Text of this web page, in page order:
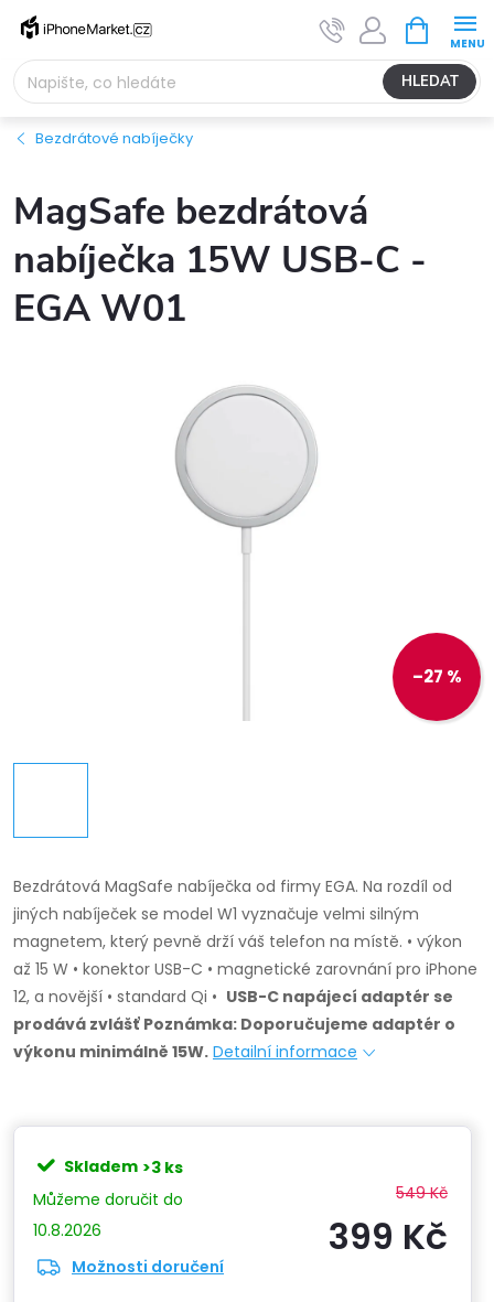
Přejít
obsah
HLEDAT
NÁKUPNÍ
KOŠÍK
Bezdrátové nabíječky
MagSafe bezdrátová
nabíječka 15W USB-C -
EGA W01
–27 %
Bezdrátová MagSafe nabíječka od firmy EGA. Na rozdíl od
jiných nabíječek se model W1 vyznačuje velmi silným
magnetem, který pevně drží váš telefon na místě. • výkon
až 15 W • konektor USB-C • magnetické zarovnání pro iPhone
12, a novější • standard Qi • USB-C napájecí adaptér se
prodává zvlášť Poznámka: Doporučujeme adaptér o
výkonu minimálně 15W. Detailní informace
Skladem >3 ks
10.8.2026
Možnosti doručení
549 Kč
399 Kč